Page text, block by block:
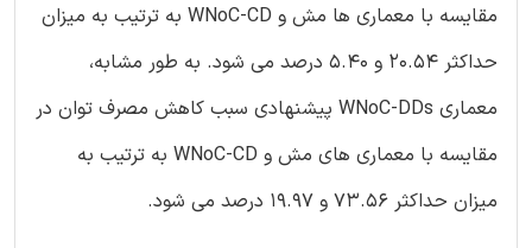
مقایسه با معماری ها مش و WNoC-CD به ترتیب به میزان
حداکثر 20.54 و 5.40 درصد می شود. به طور مشابه،
معماری WNoC-DDs پیشنهادی سبب کاهش مصرف توان در
مقایسه با معماری های مش و WNoC-CD به ترتیب به
میزان حداکثر 73.56 و 19.97 درصد می شود.